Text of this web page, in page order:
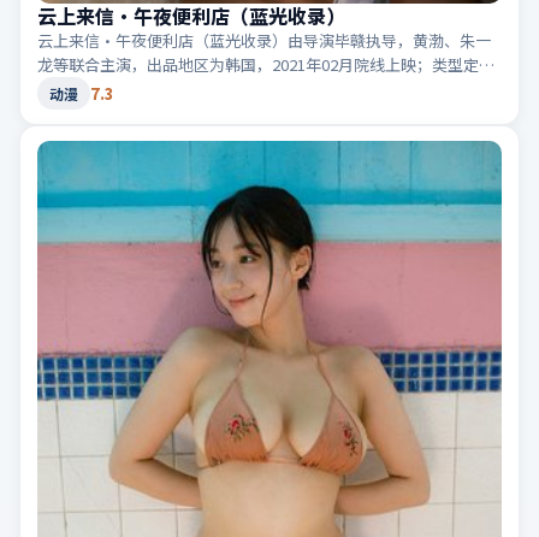
云上来信·午夜便利店（蓝光收录）
云上来信·午夜便利店（蓝光收录）由导演毕赣执导，黄渤、朱一
龙等联合主演，出品地区为韩国，2021年02月院线上映；类型定位
为动漫·战争，群像刻画动人。适合检索「韩国战争」「2021高分
动漫 7.3